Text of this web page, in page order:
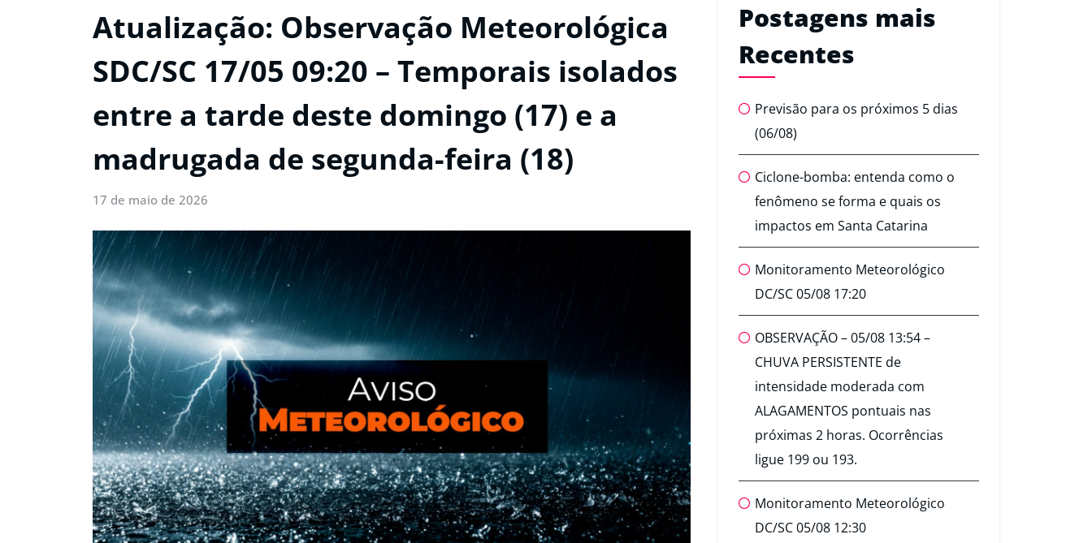
Atualização: Observação Meteorológica
SDC/SC 17/05 09:20 – Temporais isolados
entre a tarde deste domingo (17) e a
madrugada de segunda-feira (18)
17 de maio de 2026
Postagens mais
Recentes
Previsão para os próximos 5 dias
(06/08)
Ciclone-bomba: entenda como o
fenômeno se forma e quais os
impactos em Santa Catarina
Monitoramento Meteorológico
DC/SC 05/08 17:20
OBSERVAÇÃO – 05/08 13:54 –
CHUVA PERSISTENTE de
intensidade moderada com
ALAGAMENTOS pontuais nas
próximas 2 horas. Ocorrências
ligue 199 ou 193.
Monitoramento Meteorológico
DC/SC 05/08 12:30